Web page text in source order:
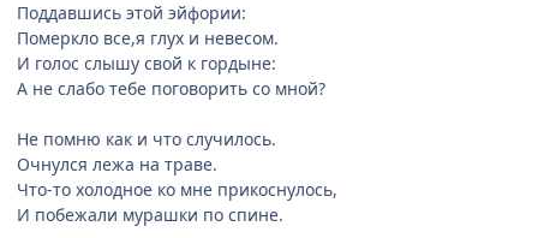
Поддавшись этой эйфории:
Померкло все,я глух и невесом.
И голос слышу свой к гордыне:
А не слабо тебе поговорить со мной?
Не помню как и что случилось.
Очнулся лежа на траве.
Что-то холодное ко мне прикоснулось,
И побежали мурашки по спине.